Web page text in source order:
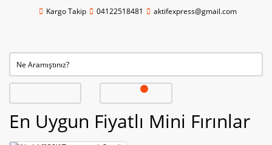
Kargo Takip 04122518481 aktifexpress@gmail.com
En Uygun Fiyatlı Mini Fırınlar